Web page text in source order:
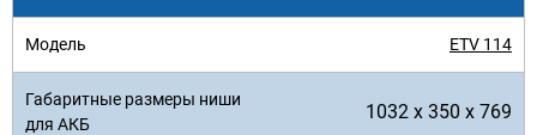
ETV 114
1032 x 350 x 769